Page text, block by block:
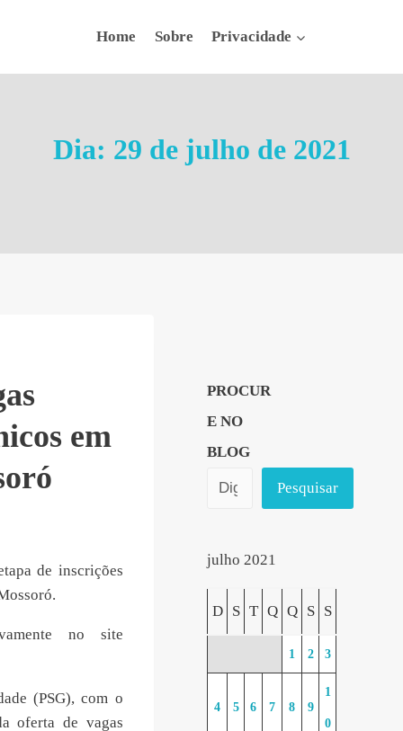
Home Sobre Privacidade
Dia: 29 de julho de 2021
em
de inscrições
no site
(PSG), com o
oferta de vagas
PROCUR
E NO
BLOG
Pesquisar
julho 2021
D S T Q Q S S
1 2 3
4 5 6 7 8 9
1
0